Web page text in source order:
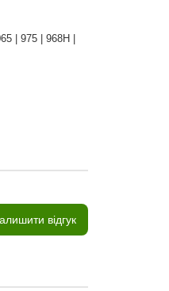
| 975 | 968H |
відгук